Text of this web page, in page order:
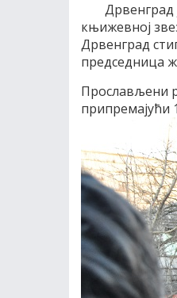
Дрвенград
књижевној
Дрвенград
председница
Прослављени
припремајући